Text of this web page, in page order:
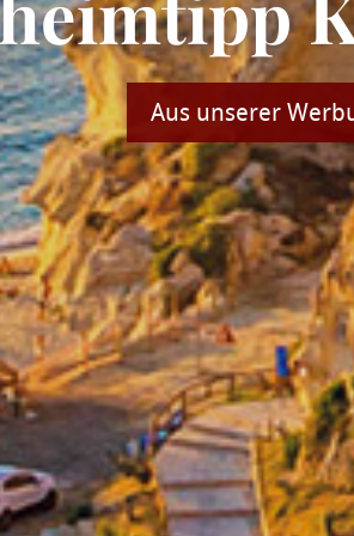
Aus unserer